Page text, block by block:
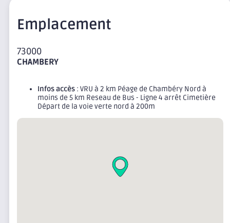
Emplacement
73000
CHAMBERY
Infos accès : VRU à 2 km Péage de Chambéry Nord à
moins de 5 km Reseau de Bus - Ligne 4 arrêt Cimetière
Départ de la voie verte nord à 200m